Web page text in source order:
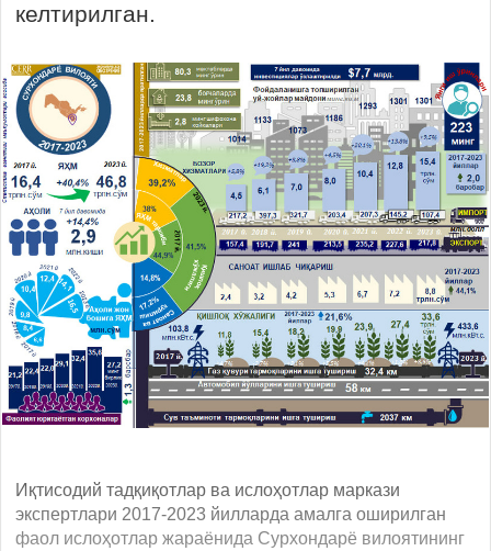
келтирилган.
Иқтисодий тадқиқотлар ва ислоҳотлар маркази
экспертлари 2017-2023 йилларда амалга оширилган
фаол ислоҳотлар жараёнида Сурхондарё вилоятининг